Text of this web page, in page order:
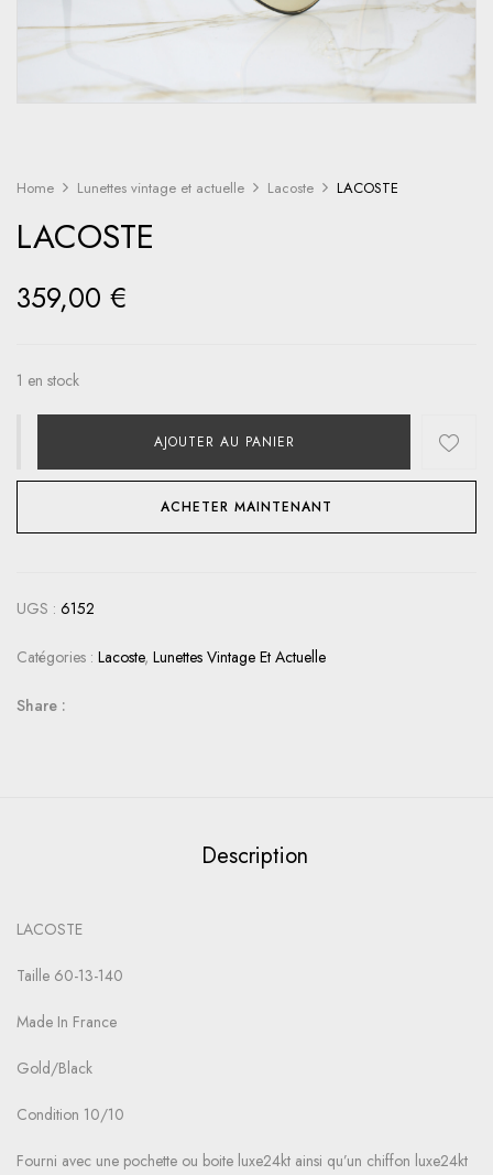
Home Lunettes vintage et actuelle Lacoste LACOSTE
LACOSTE
359,00 €
1 en stock
AJOUTER AU PANIER
ACHETER MAINTENANT
UGS : 6152
Catégories : Lacoste, Lunettes Vintage Et Actuelle
Share :
Description
LACOSTE
Taille 60-13-140
Made In France
Gold/Black
Condition 10/10
Fourni avec une pochette ou boite luxe24kt ainsi qu’un chiffon luxe24kt